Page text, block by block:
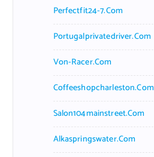
Perfectfit24-7.com
Portugalprivatedriver.com
Von-Racer.com
Coffeeshopcharleston.com
Salon104mainstreet.com
Alkaspringswater.com